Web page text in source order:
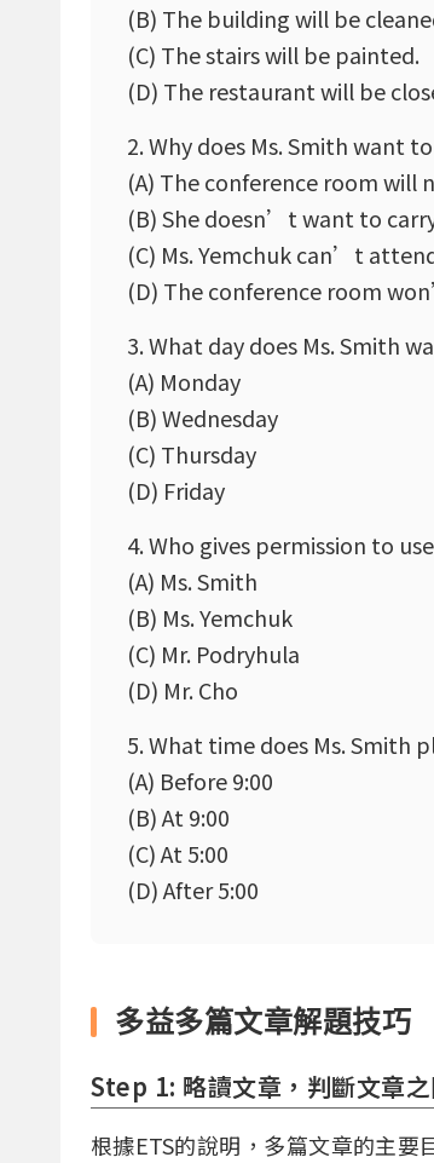
(B) The building will be
(C) The stairs will be painted.
(D) The restaurant will be
2. Why does Ms. Smith want
(A) The conference room will
(B) She doesn’t want to
(C) Ms. Yemchuk can’t
(D) The conference room
3. What day does Ms. Smith
(A) Monday
(B) Wednesday
(C) Thursday
(D) Friday
4. Who gives permission to
(A) Ms. Smith
(B) Ms. Yemchuk
(C) Mr. Podryhula
(D) Mr. Cho
5. What time does Ms. Smith
(A) Before 9:00
(B) At 9:00
(C) At 5:00
(D) After 5:00
多益多篇文章解題技巧
Step 1: 略讀文章，判斷文章之
根據ETS的說明，多篇文章的主